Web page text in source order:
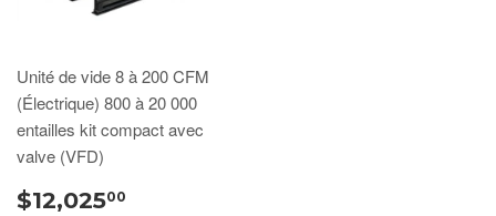
Unité de vide 8 à 200 CFM
(Électrique) 800 à 20 000
entailles kit compact avec
valve (VFD)
$12,02500